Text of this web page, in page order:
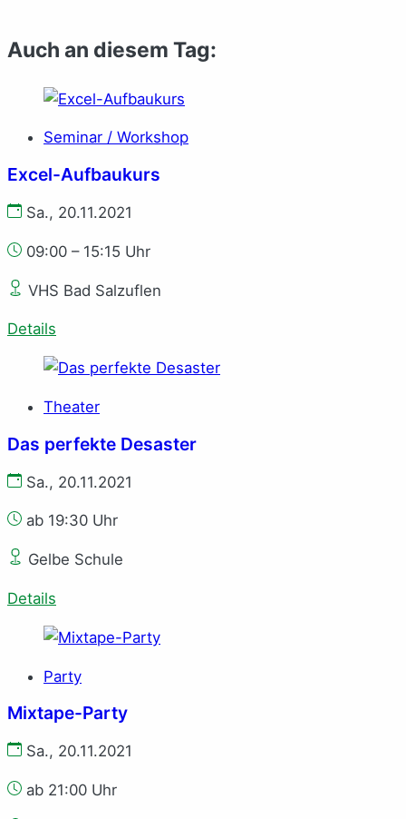
Auch an diesem Tag:
Seminar / Workshop
Excel-Aufbaukurs
Sa., 20.11.2021
09:00 – 15:15 Uhr
VHS Bad Salzuflen
Details
Theater
Das perfekte Desaster
Sa., 20.11.2021
ab 19:30 Uhr
Gelbe Schule
Details
Party
Mixtape-Party
Sa., 20.11.2021
ab 21:00 Uhr